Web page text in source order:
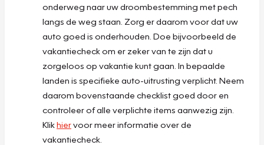
onderweg naar uw droombestemming met pech
langs de weg staan. Zorg er daarom voor dat uw
auto goed is onderhouden. Doe bijvoorbeeld de
vakantiecheck om er zeker van te zijn dat u
zorgeloos op vakantie kunt gaan. In bepaalde
landen is specifieke auto-uitrusting verplicht. Neem
daarom bovenstaande checklist goed door en
controleer of alle verplichte items aanwezig zijn.
Klikhiervoor meer informatie over de
vakantiecheck.